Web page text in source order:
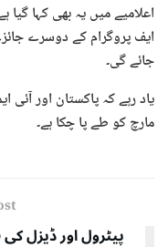
اعلامیے میں یہ بھی کہا
ایف پروگرام کے دوسرے
جائے گی۔
مارچ کو طے پا چکا ہے۔
پیٹرول اور ڈیزل